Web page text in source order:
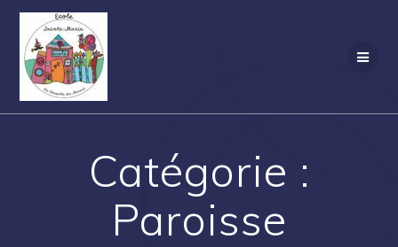
Catégorie :
Paroisse